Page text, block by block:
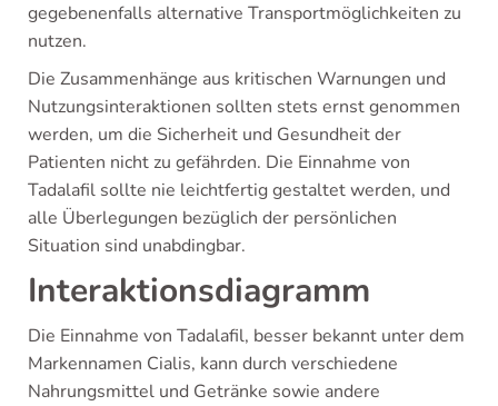
gegebenenfalls alternative Transportmöglichkeiten zu
nutzen.
Die Zusammenhänge aus kritischen Warnungen und
Nutzungsinteraktionen sollten stets ernst genommen
werden, um die Sicherheit und Gesundheit der
Patienten nicht zu gefährden. Die Einnahme von
Tadalafil sollte nie leichtfertig gestaltet werden, und
alle Überlegungen bezüglich der persönlichen
Situation sind unabdingbar.
Interaktionsdiagramm
Die Einnahme von Tadalafil, besser bekannt unter dem
Markennamen Cialis, kann durch verschiedene
Nahrungsmittel und Getränke sowie andere